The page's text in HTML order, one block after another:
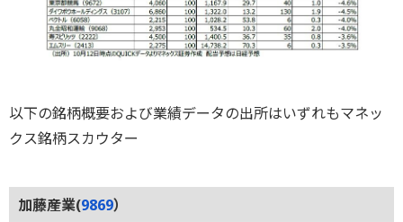
以下の銘柄概要および業績データの出所はいずれもマネッ
クス銘柄スカウター
加藤産業(9869）